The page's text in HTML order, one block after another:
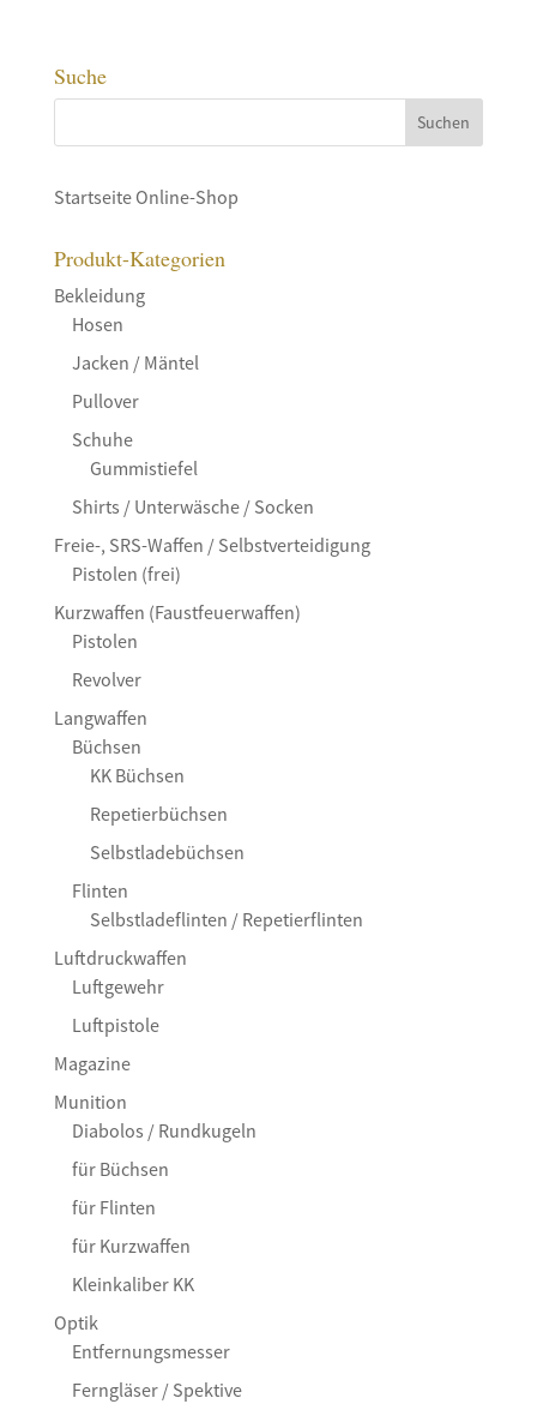
Suche
Startseite Online-Shop
Produkt-Kategorien
Bekleidung
Hosen
Jacken / Mäntel
Pullover
Schuhe
Gummistiefel
Shirts / Unterwäsche / Socken
Freie-, SRS-Waffen / Selbstverteidigung
Pistolen (frei)
Kurzwaffen (Faustfeuerwaffen)
Pistolen
Revolver
Langwaffen
Büchsen
KK Büchsen
Repetierbüchsen
Selbstladebüchsen
Flinten
Selbstladeflinten / Repetierflinten
Luftdruckwaffen
Luftgewehr
Luftpistole
Magazine
Munition
Diabolos / Rundkugeln
für Büchsen
für Flinten
für Kurzwaffen
Kleinkaliber KK
Optik
Entfernungsmesser
Ferngläser / Spektive